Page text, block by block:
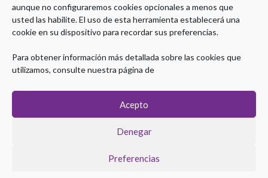
aunque no configuraremos cookies opcionales a menos que
usted las habilite. El uso de esta herramienta establecerá una
cookie en su dispositivo para recordar sus preferencias.
Para obtener información más detallada sobre las cookies que
utilizamos, consulte nuestra página de
Acepto
Denegar
Preferencias
Comentarios